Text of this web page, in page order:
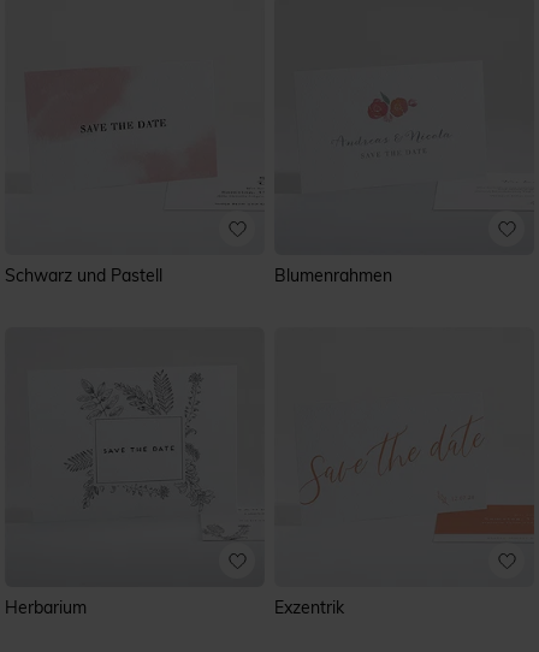
Schwarz und Pastell Blumenrahmen
Herbarium Exzentrik